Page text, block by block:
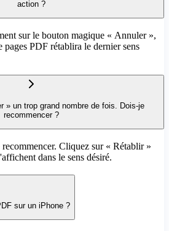
action ?
sur le bouton magique « Annuler »,
PDF rétablira le dernier sens
» un trop grand nombre de fois. Dois-je
recommencer ?
Cliquez sur « Rétablir »
dans le sens désiré.
sur un iPhone ?